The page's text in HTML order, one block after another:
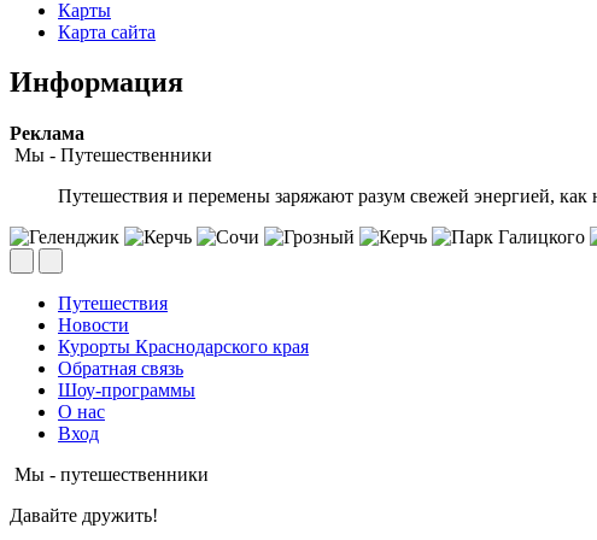
Карты
Карта сайта
Информация
Peклaмa
Мы - Путешественники
Путешествия и перемены заряжают разум свежей энергией, как
Путешествия
Новости
Курорты Краснодарского края
Обратная связь
Шоу-программы
О нас
Вход
Мы - путешественники
Давайте дружить!